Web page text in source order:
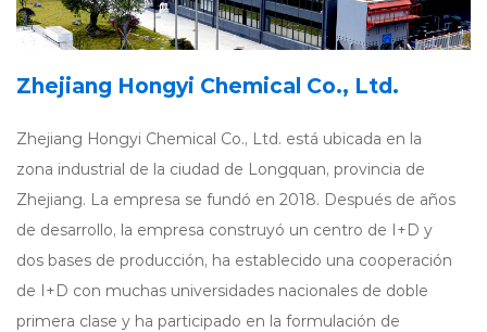
Zhejiang Hongyi Chemical Co., Ltd.
Zhejiang Hongyi Chemical Co., Ltd. está ubicada en la
zona industrial de la ciudad de Longquan, provincia de
Zhejiang. La empresa se fundó en 2018. Después de años
de desarrollo, la empresa construyó un centro de I+D y
dos bases de producción, ha establecido una cooperación
de I+D con muchas universidades nacionales de doble
primera clase y ha participado en la formulación de